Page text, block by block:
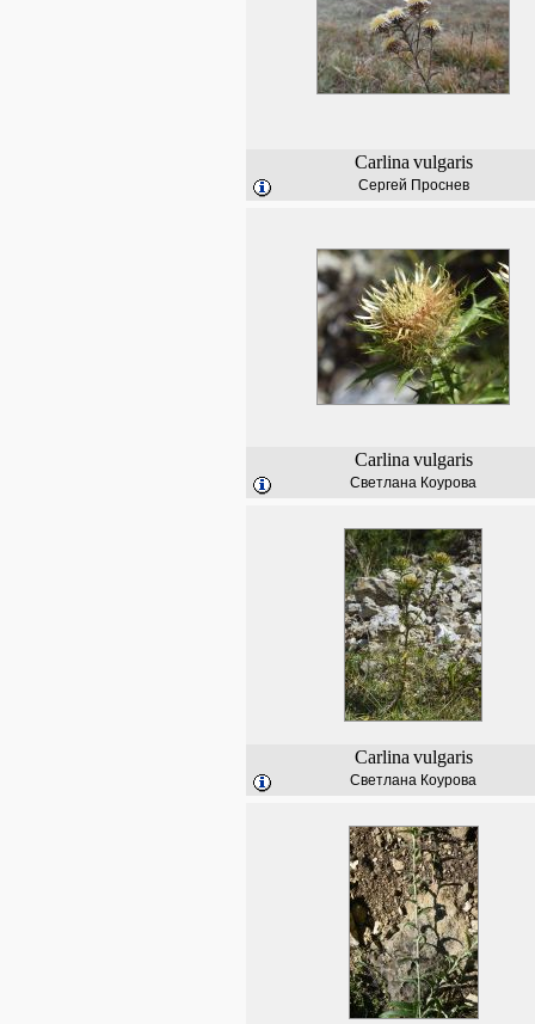
Carlina vulgaris
Сергей Проснев
Carlina vulgaris
Светлана Коурова
Carlina vulgaris
Светлана Коурова